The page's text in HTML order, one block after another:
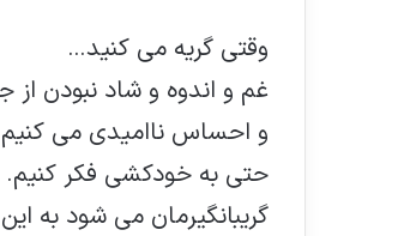
وقتی گریه می کنید…
غم و اندوه و شاد نبودن
و احساس ناامیدی می
حتی به خودکشی فکر کنیم.
گریبانگیرمان می شود به